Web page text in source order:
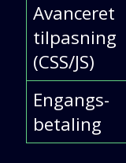
Avanceret
tilpasning
(CSS/JS)
Engangs-
betaling